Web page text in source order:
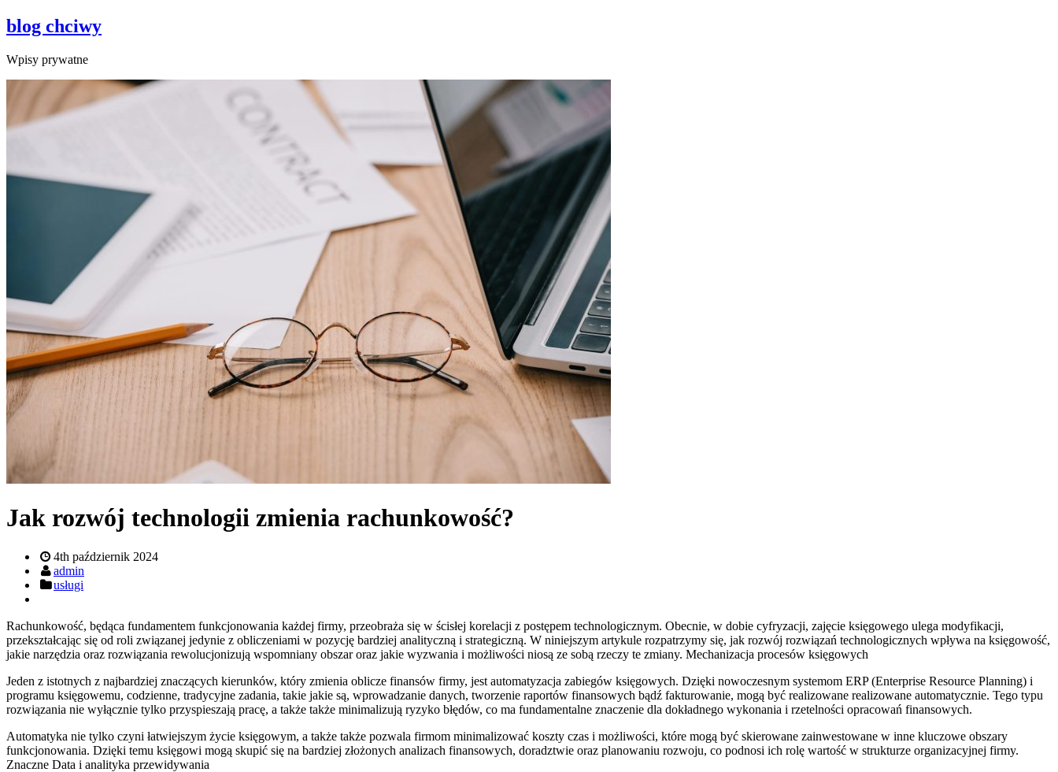
blog chciwy
Wpisy prywatne
Jak rozwój technologii zmienia rachunkowość?
4th październik 2024
admin
usługi
Rachunkowość, będąca fundamentem funkcjonowania każdej firmy, przeobraża się w ścisłej korelacji z postępem technologicznym. Obecnie, w dobie cyfryzacji, zajęcie księgowego ulega modyfikacji,
przekształcając się od roli związanej jedynie z obliczeniami w pozycję bardziej analityczną i strategiczną. W niniejszym artykule rozpatrzymy się, jak rozwój rozwiązań technologicznych wpływa na księgowość,
jakie narzędzia oraz rozwiązania rewolucjonizują wspomniany obszar oraz jakie wyzwania i możliwości niosą ze sobą rzeczy te zmiany. Mechanizacja procesów księgowych
Jeden z istotnych z najbardziej znaczących kierunków, który zmienia oblicze finansów firmy, jest automatyzacja zabiegów księgowych. Dzięki nowoczesnym systemom ERP (Enterprise Resource Planning) i
programu księgowemu, codzienne, tradycyjne zadania, takie jakie są, wprowadzanie danych, tworzenie raportów finansowych bądź fakturowanie, mogą być realizowane realizowane automatycznie. Tego typu
rozwiązania nie wyłącznie tylko przyspieszają pracę, a także także minimalizują ryzyko błędów, co ma fundamentalne znaczenie dla dokładnego wykonania i rzetelności opracowań finansowych.
Automatyka nie tylko czyni łatwiejszym życie księgowym, a także także pozwala firmom minimalizować koszty czas i możliwości, które mogą być skierowane zainwestowane w inne kluczowe obszary
funkcjonowania. Dzięki temu księgowi mogą skupić się na bardziej złożonych analizach finansowych, doradztwie oraz planowaniu rozwoju, co podnosi ich rolę wartość w strukturze organizacyjnej firmy.
Znaczne Data i analityka przewidywania